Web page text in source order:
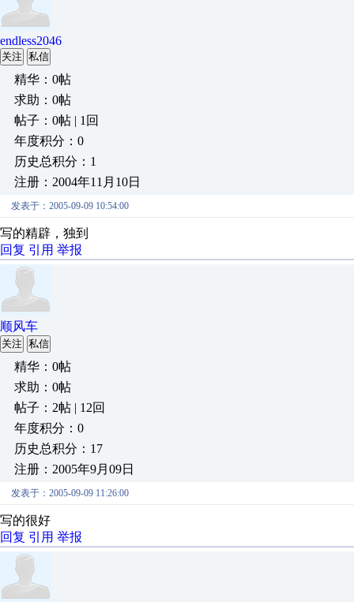
endless2046
关注 私信
精华：0帖
求助：0帖
帖子：0帖 | 1回
年度积分：0
历史总积分：1
注册：2004年11月10日
发表于：2005-09-09 10:54:00
写的精辟，独到
回复 引用 举报
顺风车
关注 私信
精华：0帖
求助：0帖
帖子：2帖 | 12回
年度积分：0
历史总积分：17
注册：2005年9月09日
发表于：2005-09-09 11:26:00
写的很好
回复 引用 举报